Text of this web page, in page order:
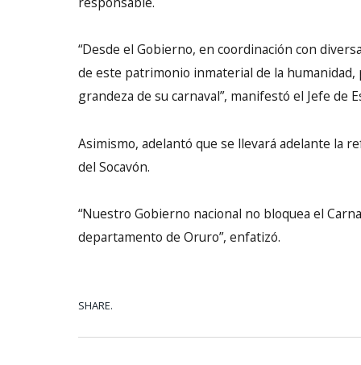
“Desde el Gobierno, en coordinación con
de este patrimonio inmaterial de la
grandeza de su carnaval”, manifestó el Jefe de
Asimismo, adelantó que se llevará adelante la
del Socavón.
“Nuestro Gobierno nacional no bloquea el
departamento de Oruro”, enfatizó.
SHARE.